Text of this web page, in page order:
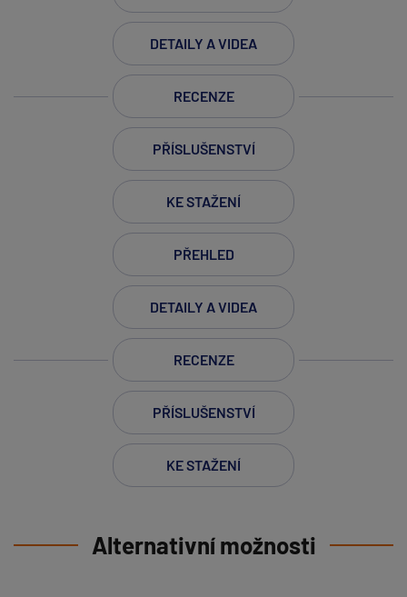
DETAILY A VIDEA
RECENZE
PŘÍSLUŠENSTVÍ
KE STAŽENÍ
PŘEHLED
DETAILY A VIDEA
RECENZE
PŘÍSLUŠENSTVÍ
KE STAŽENÍ
Alternativní možnosti